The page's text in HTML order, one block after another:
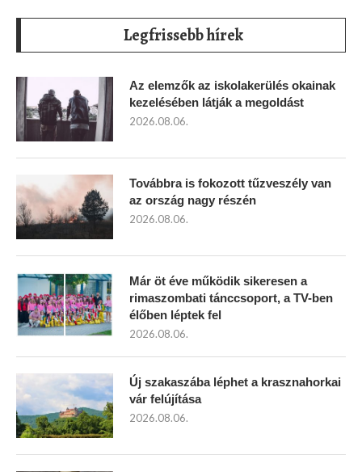
Legfrissebb hírek
Az elemzők az iskolakerülés okainak
kezelésében látják a megoldást
2026.08.06.
Továbbra is fokozott tűzveszély van
az ország nagy részén
2026.08.06.
Már öt éve működik sikeresen a
rimaszombati tánccsoport, a TV-ben
élőben léptek fel
2026.08.06.
Új szakaszába léphet a krasznahorkai
vár felújítása
2026.08.06.